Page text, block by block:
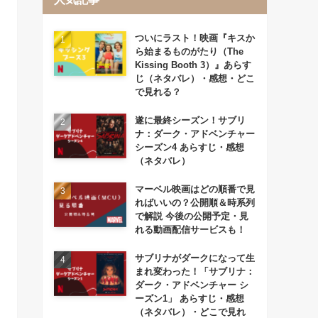
ついにラスト！映画『キスか
ら始まるものがたり（The
Kissing Booth 3）』あらす
じ（ネタバレ）・感想・どこ
で見れる？
遂に最終シーズン！サブリ
ナ：ダーク・アドベンチャー
シーズン4 あらすじ・感想
（ネタバレ）
マーベル映画はどの順番で見
ればいいの？公開順＆時系列
で解説 今後の公開予定・見
れる動画配信サービスも！
サブリナがダークになって生
まれ変わった！「サブリナ：
ダーク・アドベンチャー シ
ーズン1」 あらすじ・感想
（ネタバレ）・どこで見れ